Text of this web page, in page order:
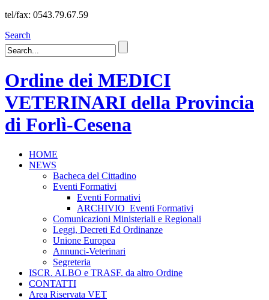
tel/fax: 0543.79.67.59
Search
Ordine dei MEDICI
VETERINARI della Provincia
di Forlì-Cesena
HOME
NEWS
Bacheca del Cittadino
Eventi Formativi
Eventi Formativi
ARCHIVIO_Eventi Formativi
Comunicazioni Ministeriali e Regionali
Leggi, Decreti Ed Ordinanze
Unione Europea
Annunci-Veterinari
Segreteria
ISCR. ALBO e TRASF. da altro Ordine
CONTATTI
Area Riservata VET